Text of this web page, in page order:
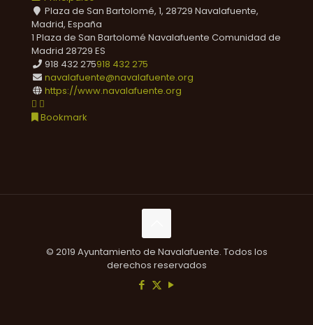
Plaza de San Bartolomé, 1, 28729 Navalafuente,
Madrid, España
1 Plaza de San Bartolomé Navalafuente Comunidad de
Madrid 28729 ES
918 432 275918 432 275
navalafuente@navalafuente.org
https://www.navalafuente.org
Bookmark
© 2019 Ayuntamiento de Navalafuente. Todos los
derechos reservados